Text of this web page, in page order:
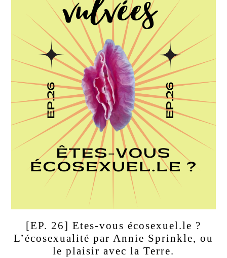
[EP. 26] Etes-vous écosexuel.le ?
L’écosexualité par Annie Sprinkle, ou
le plaisir avec la Terre.